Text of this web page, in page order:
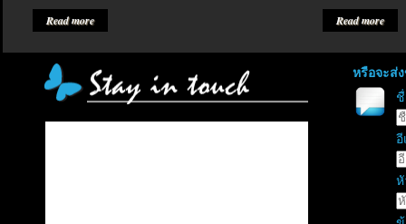
Read more Read more
หรือจะส่
อี
หั